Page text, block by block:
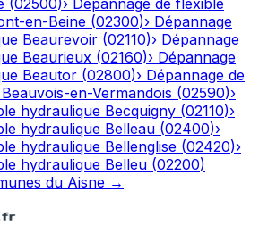
(02500)› Dépannage de flexible
en-Beine (02300)› Dépannage
Beaurevoir (02110)› Dépannage
Beaurieux (02160)› Dépannage
Beautor (02800)› Dépannage de
Beauvois-en-Vermandois (02590)›
hydraulique Becquigny (02110)›
hydraulique Belleau (02400)›
hydraulique Bellenglise (02420)›
hydraulique Belleu (02200)
du Aisne →